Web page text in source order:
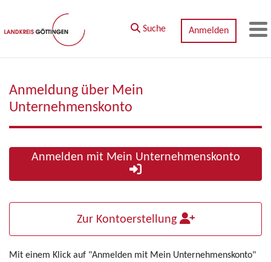
Zum Hauptinhalt springen
Suche Anmelden
Anmeldung über Mein
Unternehmenskonto
Anmelden mit Mein Unternehmenskonto
Zur Kontoerstellung
Mit einem Klick auf "Anmelden mit Mein Unternehmenskonto"